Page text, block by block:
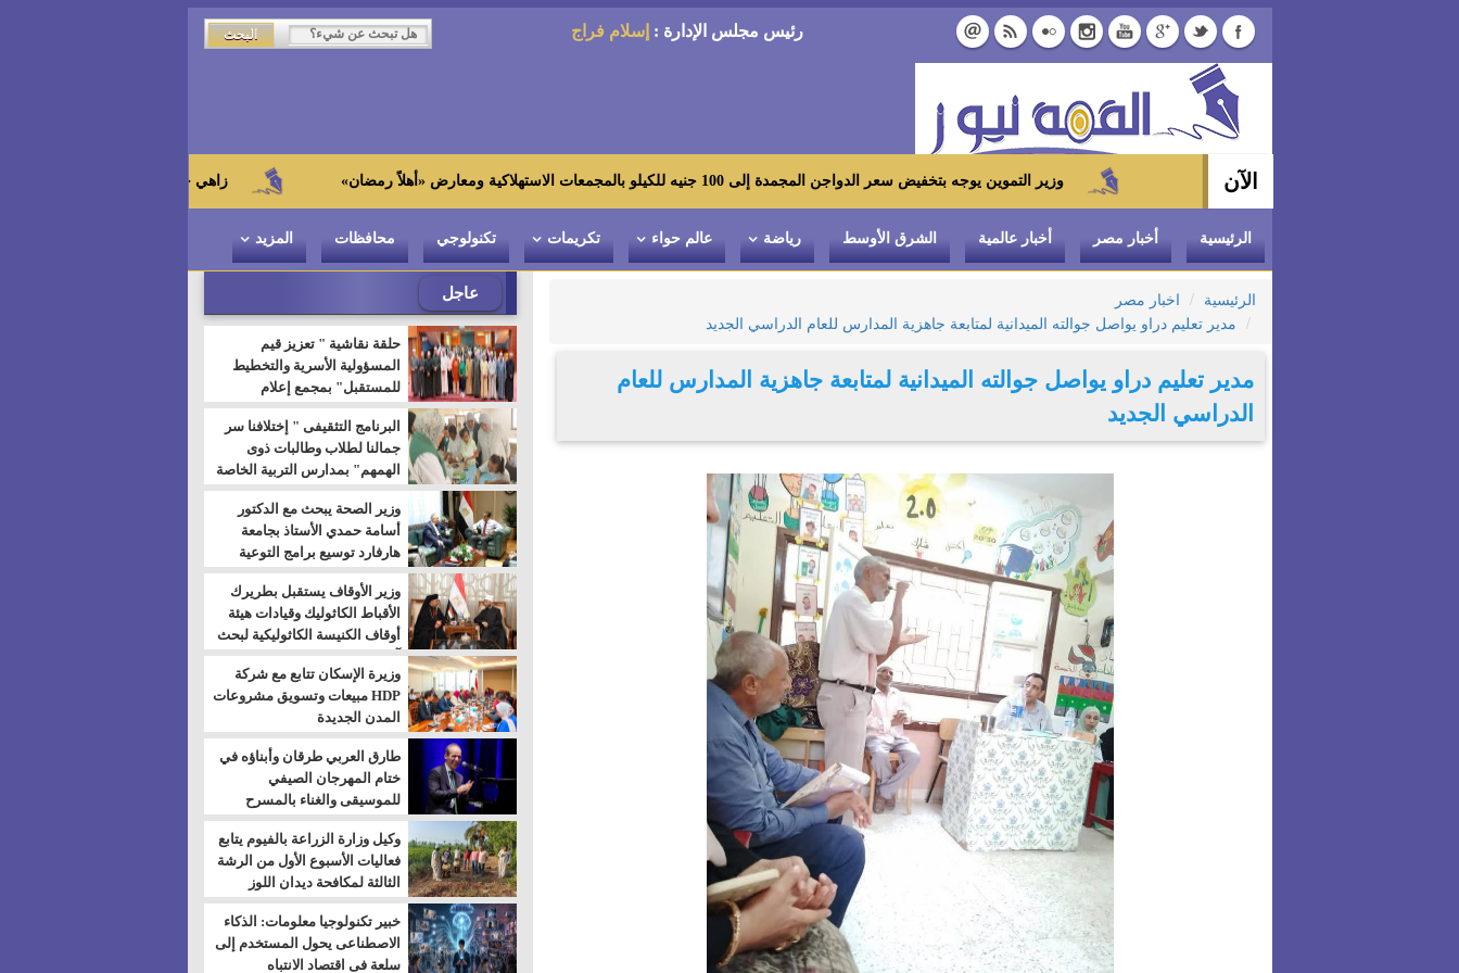
رئيس مجلس الإدارة : إسلام فراج
الآن زاهي حواس من الجامعة اليابانية : "توت عنخ وزير التموين يوجه بتخفيض سعر الدواجن المجمدة إلى 100 جنيه للكيلو بالمجمعات الاستهلاكية ومعارض «أهلاً رمضان»
الرئيسية أخبار مصر أخبار عالمية الشرق الأوسط رياضة عالم حواء تكريمات تكنولوجي محافظات المزيد
الرئيسية
اخبار مصر
مدير تعليم دراو يواصل جوالته الميدانية لمتابعة جاهزية المدارس للعام الدراسي الجديد
مدير تعليم دراو يواصل جوالته الميدانية لمتابعة جاهزية المدارس للعام
الدراسي الجديد
عاجل
حلقة نقاشية " تعزيز قيم
المسؤولية الأسرية والتخطيط
للمستقبل" بمجمع إعلام
السويس
البرنامج التثقيفى " إختلافنا سر
جمالنا لطلاب وطالبات ذوى
الهمهم" بمدارس التربية الخاصة
بالسويس
وزير الصحة يبحث مع الدكتور
أسامة حمدي الأستاذ بجامعة
هارفارد توسيع برامج التوعية
بمرض السكري
وزير الأوقاف يستقبل بطريرك
الأقباط الكاثوليك وقيادات هيئة
أوقاف الكنيسة الكاثوليكية لبحث
آفاق التعاون المشترك
وزيرة الإسكان تتابع مع شركة
HDP مبيعات وتسويق مشروعات
المدن الجديدة
طارق العربي طرقان وأبناؤه في
ختام المهرجان الصيفي
للموسيقى والغناء بالمسرح
المكشوف
وكيل وزارة الزراعة بالفيوم يتابع
فعاليات الأسبوع الأول من الرشة
الثالثة لمكافحة ديدان اللوز
للقطن
خبير تكنولوجيا معلومات: الذكاء
الاصطناعى يحول المستخدم إلى
سلعة فى اقتصاد الانتباه